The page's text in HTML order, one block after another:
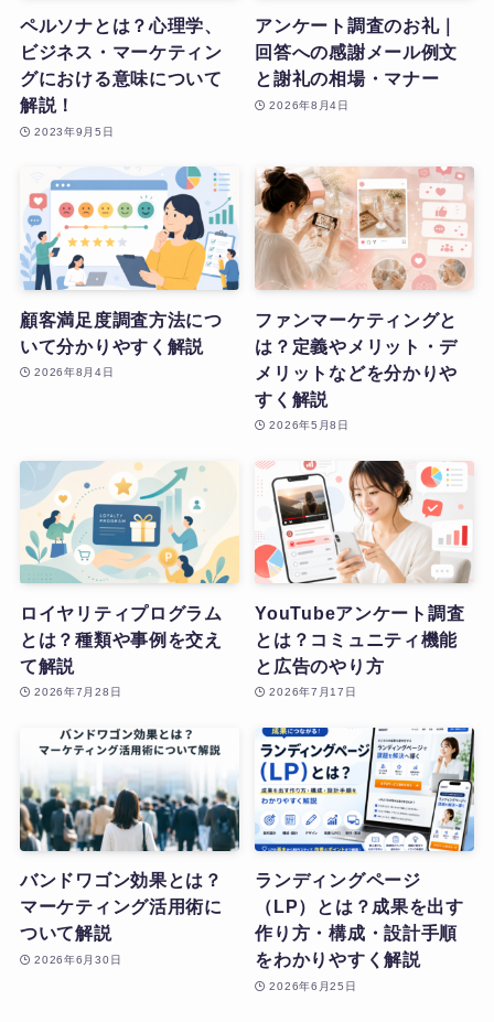
ペルソナとは？心理学、
ビジネス・マーケティン
グにおける意味について
解説！
2023年9月5日
アンケート調査のお礼｜
回答への感謝メール例文
と謝礼の相場・マナー
2026年8月4日
顧客満足度調査方法につ
いて分かりやすく解説
2026年8月4日
ファンマーケティングと
は？定義やメリット・デ
メリットなどを分かりや
すく解説
2026年5月8日
ロイヤリティプログラム
とは？種類や事例を交え
て解説
2026年7月28日
YouTubeアンケート調査
とは？コミュニティ機能
と広告のやり方
2026年7月17日
バンドワゴン効果とは？
マーケティング活用術に
ついて解説
2026年6月30日
ランディングページ
（LP）とは？成果を出す
作り方・構成・設計手順
をわかりやすく解説
2026年6月25日